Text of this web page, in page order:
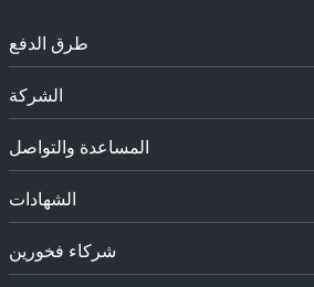
طرق الدفع
الشركة
المساعدة والتواصل
الشهادات
شركاء فخورين